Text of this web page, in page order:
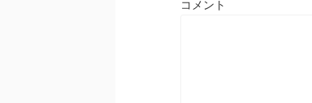
コメント